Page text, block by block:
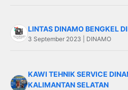
LINTAS DINAMO BENGKEL
3 September 2023 | DINAMO
KAWI TEHNIK SERVICE
KALIMANTAN SELATAN